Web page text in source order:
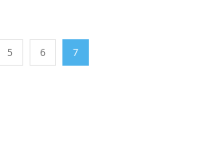
5 6 7